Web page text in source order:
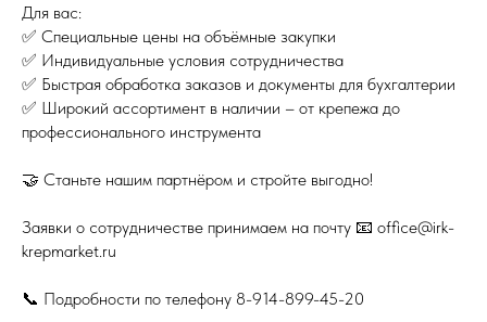
Для вас:
✅ Специальные цены на объёмные закупки
✅ Индивидуальные условия сотрудничества
✅ Быстрая обработка заказов и документы для бухгалтерии
✅ Широкий ассортимент в наличии – от крепежа до
профессионального инструмента
🤝 Станьте нашим партнёром и стройте выгодно!
Заявки о сотрудничестве принимаем на почту 📧 office@irk-
krepmarket.ru
📞 Подробности по телефону 8-914-899-45-20